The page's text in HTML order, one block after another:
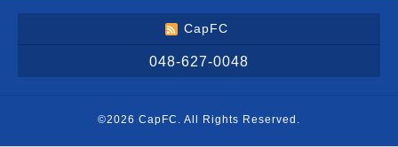
CapFC
048-627-0048
©2026 CapFC . All Rights Reserved.